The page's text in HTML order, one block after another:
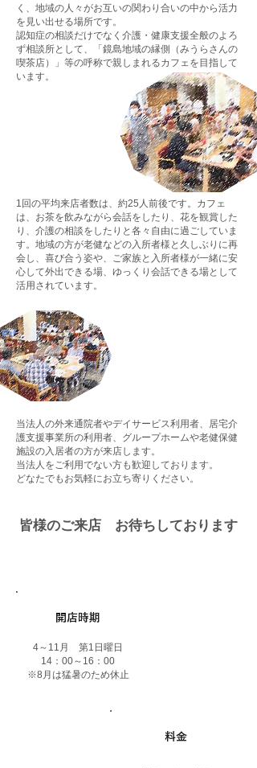
く、地域の人々がお互いの関わり合いの中から活力
を見い出せる場所です。
認知症の相談だけでなく介護・健康支援全般のよろ
ず相談所として、「鏡島地域の縁側（みうらさんの
喫茶店）」等の呼称で親しまれるカフェを目指して
います。
1回の平均来店者数は、約25人前後です。カフェ
は、お茶を飲みながら会話をしたり、花を観賞した
り、介護の相談をしたりと各々自由に過ごしていま
す。地域の方が老健などの入所者様と久しぶりに再
会し、喜び合う姿や、ご家族と入所者様が一緒に安
心して外出できる場、ゆっくり会話できる場として
活用されています。
当法人の外来通院者やデイサービス利用者、居宅介
護支援事業所の利用者、グループホームや老健保健
施設の入居者の方が来店します。
当法人をご利用でない方も歓迎しております。
どなたでもお気軽にお立ち寄りください。
​皆様のご来店 お待ちしております
​開店時期
4～11月 第1日曜日
​14：00～16：00
​※8月は猛暑のため休止
​料金